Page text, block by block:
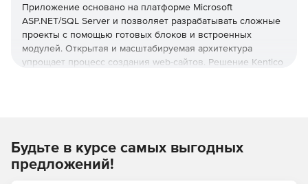
Приложение основано на платформе Microsoft
ASP.NET/SQL Server и позволяет разрабатывать сложные
проекты с помощью готовых блоков и встроенных
модулей. Открытая и масштабируемая архитектура
упрощает процесс создания web-сайтов. Решение Kentico
разработки. Процесс разработки контролируется с
помощью кода HTML, графического интерфейса и
системы навигации по сайту. Интерфейс сайта и
Будьте в курсе самых выгодных
предложений!